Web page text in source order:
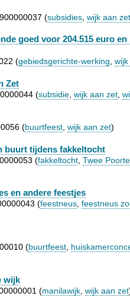
(subsidies wijk aan zet
goed voor 204.515 euro en
(gebiedsgerichte-werking
Zet
(subsidie wijk aan zet
(buurtfeest wijk aan zet)
buurt tijdens fakkeltocht
(fakkeltocht Twee
en andere feestjes
(feestneus feestneus
(buurtfeest,
wijk
(manilawijk wijk aan zet